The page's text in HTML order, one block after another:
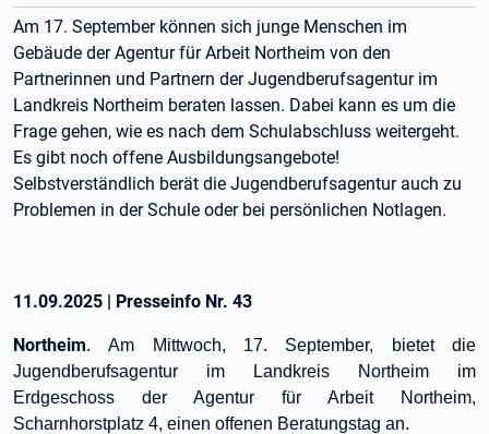
Am 17. September können sich junge Menschen im
Gebäude der Agentur für Arbeit Northeim von den
Partnerinnen und Partnern der Jugendberufsagentur im
Landkreis Northeim beraten lassen. Dabei kann es um die
Frage gehen, wie es nach dem Schulabschluss weitergeht.
Es gibt noch offene Ausbildungsangebote!
Selbstverständlich berät die Jugendberufsagentur auch zu
Problemen in der Schule oder bei persönlichen Notlagen.
11.09.2025 | Presseinfo Nr. 43
Northeim.Am Mittwoch, 17. September, bietet die
Jugendberufsagentur im Landkreis Northeim im
Erdgeschoss der Agentur für Arbeit Northeim,
Scharnhorstplatz 4, einen offenen Beratungstag an.